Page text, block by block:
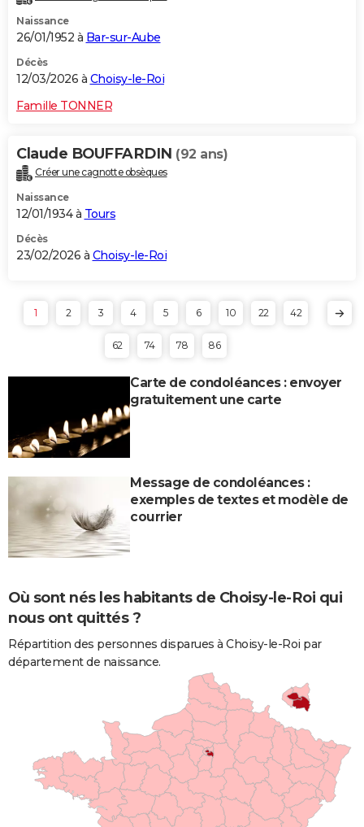
Naissance
26/01/1952 à Bar-sur-Aube
Décès
12/03/2026 à Choisy-le-Roi
Famille TONNER
Claude BOUFFARDIN (92 ans)
Créer une cagnotte obsèques
Naissance
12/01/1934 à Tours
Décès
23/02/2026 à Choisy-le-Roi
1 2 3 4 5 6 10 22 42
62 74 78 86
Carte de condoléances : envoyer
gratuitement une carte
Message de condoléances :
exemples de textes et modèle de
courrier
Où sont nés les habitants de Choisy-le-Roi qui
nous ont quittés ?
Répartition des personnes disparues à Choisy-le-Roi par
département de naissance.